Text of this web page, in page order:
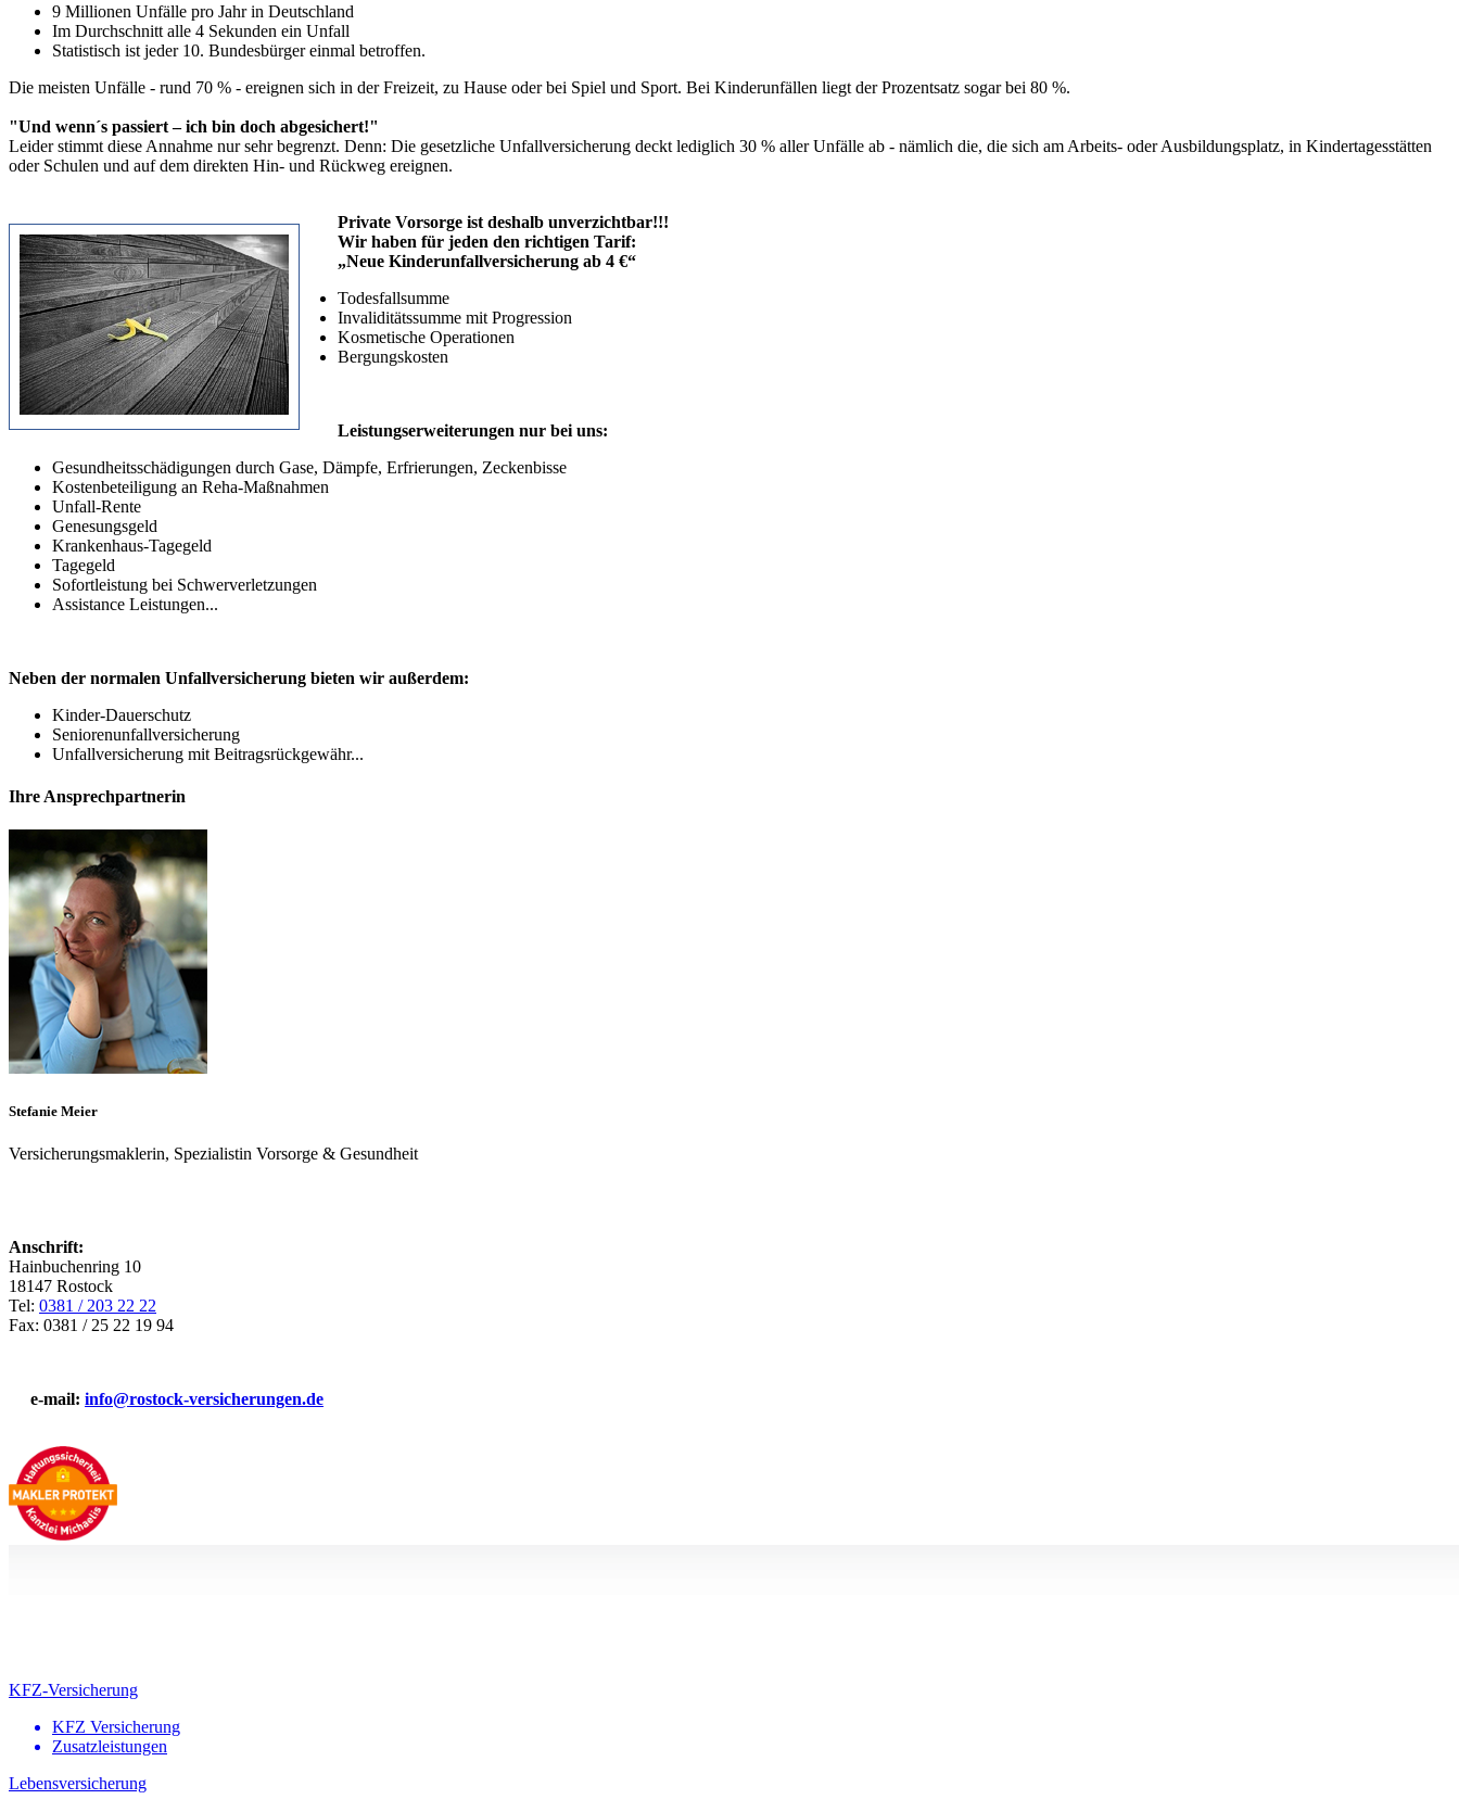
9 Millionen Unfälle pro Jahr in Deutschland
Im Durchschnitt alle 4 Sekunden ein Unfall
Statistisch ist jeder 10. Bundesbürger einmal betroffen.
Die meisten Unfälle - rund 70 % - ereignen sich in der Freizeit, zu Hause oder bei Spiel und Sport. Bei Kinderunfällen liegt der Prozentsatz sogar bei 80 %.
"Und wenn´s passiert – ich bin doch abgesichert!"
Leider stimmt diese Annahme nur sehr begrenzt. Denn: Die gesetzliche Unfallversicherung deckt lediglich 30 % aller Unfälle ab - nämlich die, die sich am Arbeits- oder Ausbildungsplatz, in Kindertagesstätten
oder Schulen und auf dem direkten Hin- und Rückweg ereignen.
Private Vorsorge ist deshalb unverzichtbar!!!
Wir haben für jeden den richtigen Tarif:
„Neue Kinderunfallversicherung ab 4 €“
Todesfallsumme
Invaliditätssumme mit Progression
Kosmetische Operationen
Bergungskosten
Leistungserweiterungen nur bei uns:
Gesundheitsschädigungen durch Gase, Dämpfe, Erfrierungen, Zeckenbisse
Kostenbeteiligung an Reha-Maßnahmen
Unfall-Rente
Genesungsgeld
Krankenhaus-Tagegeld
Tagegeld
Sofortleistung bei Schwerverletzungen
Assistance Leistungen...
Neben der normalen Unfallversicherung bieten wir außerdem:
Kinder-Dauerschutz
Seniorenunfallversicherung
Unfallversicherung mit Beitragsrückgewähr...
Ihre Ansprechpartnerin
Stefanie Meier
Versicherungsmaklerin, Spezialistin Vorsorge & Gesundheit
Anschrift:
Hainbuchenring 10
18147 Rostock
Tel: 0381 / 203 22 22
Fax: 0381 / 25 22 19 94
e-mail: info@rostock-versicherungen.de
KFZ-Versicherung
KFZ Versicherung
Zusatzleistungen
Lebensversicherung